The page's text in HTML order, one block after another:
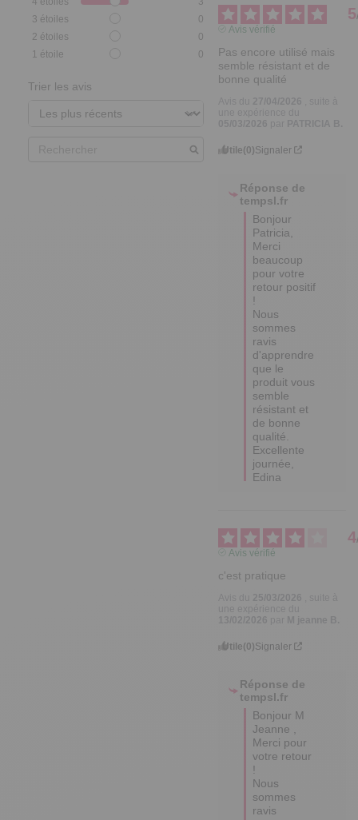
3 étoiles
0
2 étoiles
0
1 étoile 0
Trier les avis
5
Avis vérifié
Pas encore utilisé mais
semble résistant et de
bonne qualité
Utile(0)Signaler
Réponse de
tempsl.fr
Bonjour
Patricia,
Merci
beaucoup
pour votre
retour positif
!
Nous
sommes
ravis
d'apprendre
que le
produit vous
semble
résistant et
de bonne
qualité.
Excellente
journée,
Edina
4
Avis vérifié
c'est pratique
25/03/2026
13/02/2026
M jeanne B.
Utile(0)Signaler
Réponse de
tempsl.fr
Bonjour M
Jeanne ,
Merci pour
votre retour
!
Nous
sommes
ravis